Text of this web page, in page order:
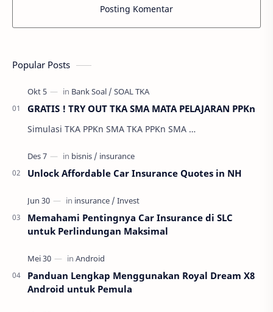
Posting Komentar
Popular Posts
GRATIS ! TRY OUT TKA SMA MATA PELAJARAN PPKn
Simulasi TKA PPKn SMA TKA PPKn SMA …
Unlock Affordable Car Insurance Quotes in NH
Memahami Pentingnya Car Insurance di SLC
untuk Perlindungan Maksimal
Panduan Lengkap Menggunakan Royal Dream X8
Android untuk Pemula